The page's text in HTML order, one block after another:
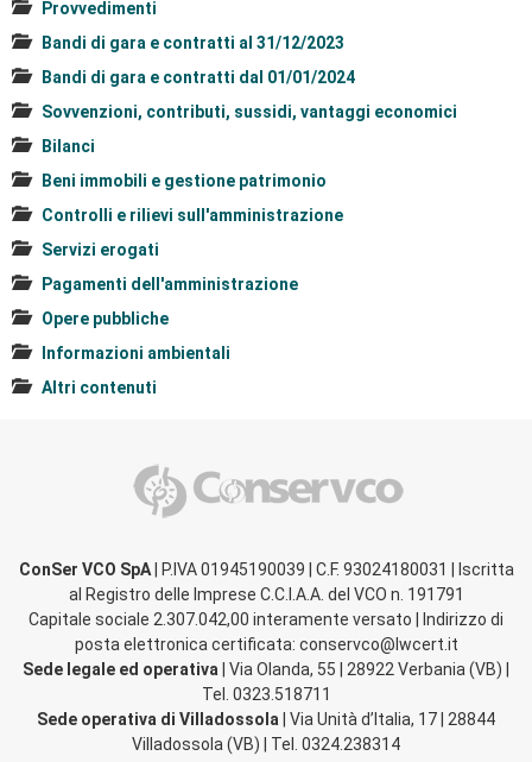
Provvedimenti
Bandi di gara e contratti al 31/12/2023
Bandi di gara e contratti dal 01/01/2024
Sovvenzioni, contributi, sussidi, vantaggi economici
Bilanci
Beni immobili e gestione patrimonio
Controlli e rilievi sull'amministrazione
Servizi erogati
Pagamenti dell'amministrazione
Opere pubbliche
Informazioni ambientali
Altri contenuti
ConSer VCO SpA| P.IVA 01945190039 | C.F. 93024180031 | Iscritta
al Registro delle Imprese C.C.I.A.A. del VCO n. 191791
Capitale sociale 2.307.042,00 interamente versato | Indirizzo di
posta elettronica certificata: conservco@lwcert.it
Sede legale ed operativa | Via Olanda, 55 | 28922 Verbania (VB) |
Tel. 0323.518711
Sede operativa di Villadossola | Via Unità d’Italia, 17 | 28844
Villadossola (VB) | Tel. 0324.238314